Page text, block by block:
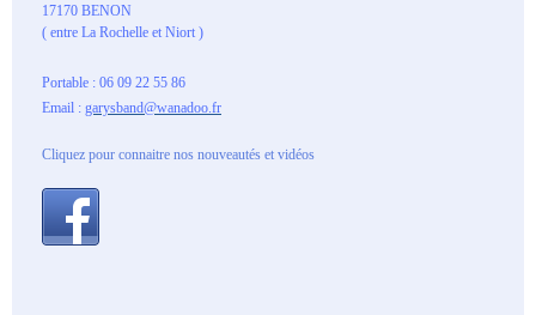
17170 BENON
( entre La Rochelle et Niort )
Portable : 06 09 22 55 86
Email : garysband@wanadoo.fr
Cliquez pour connaitre nos nouveautés et vidéos